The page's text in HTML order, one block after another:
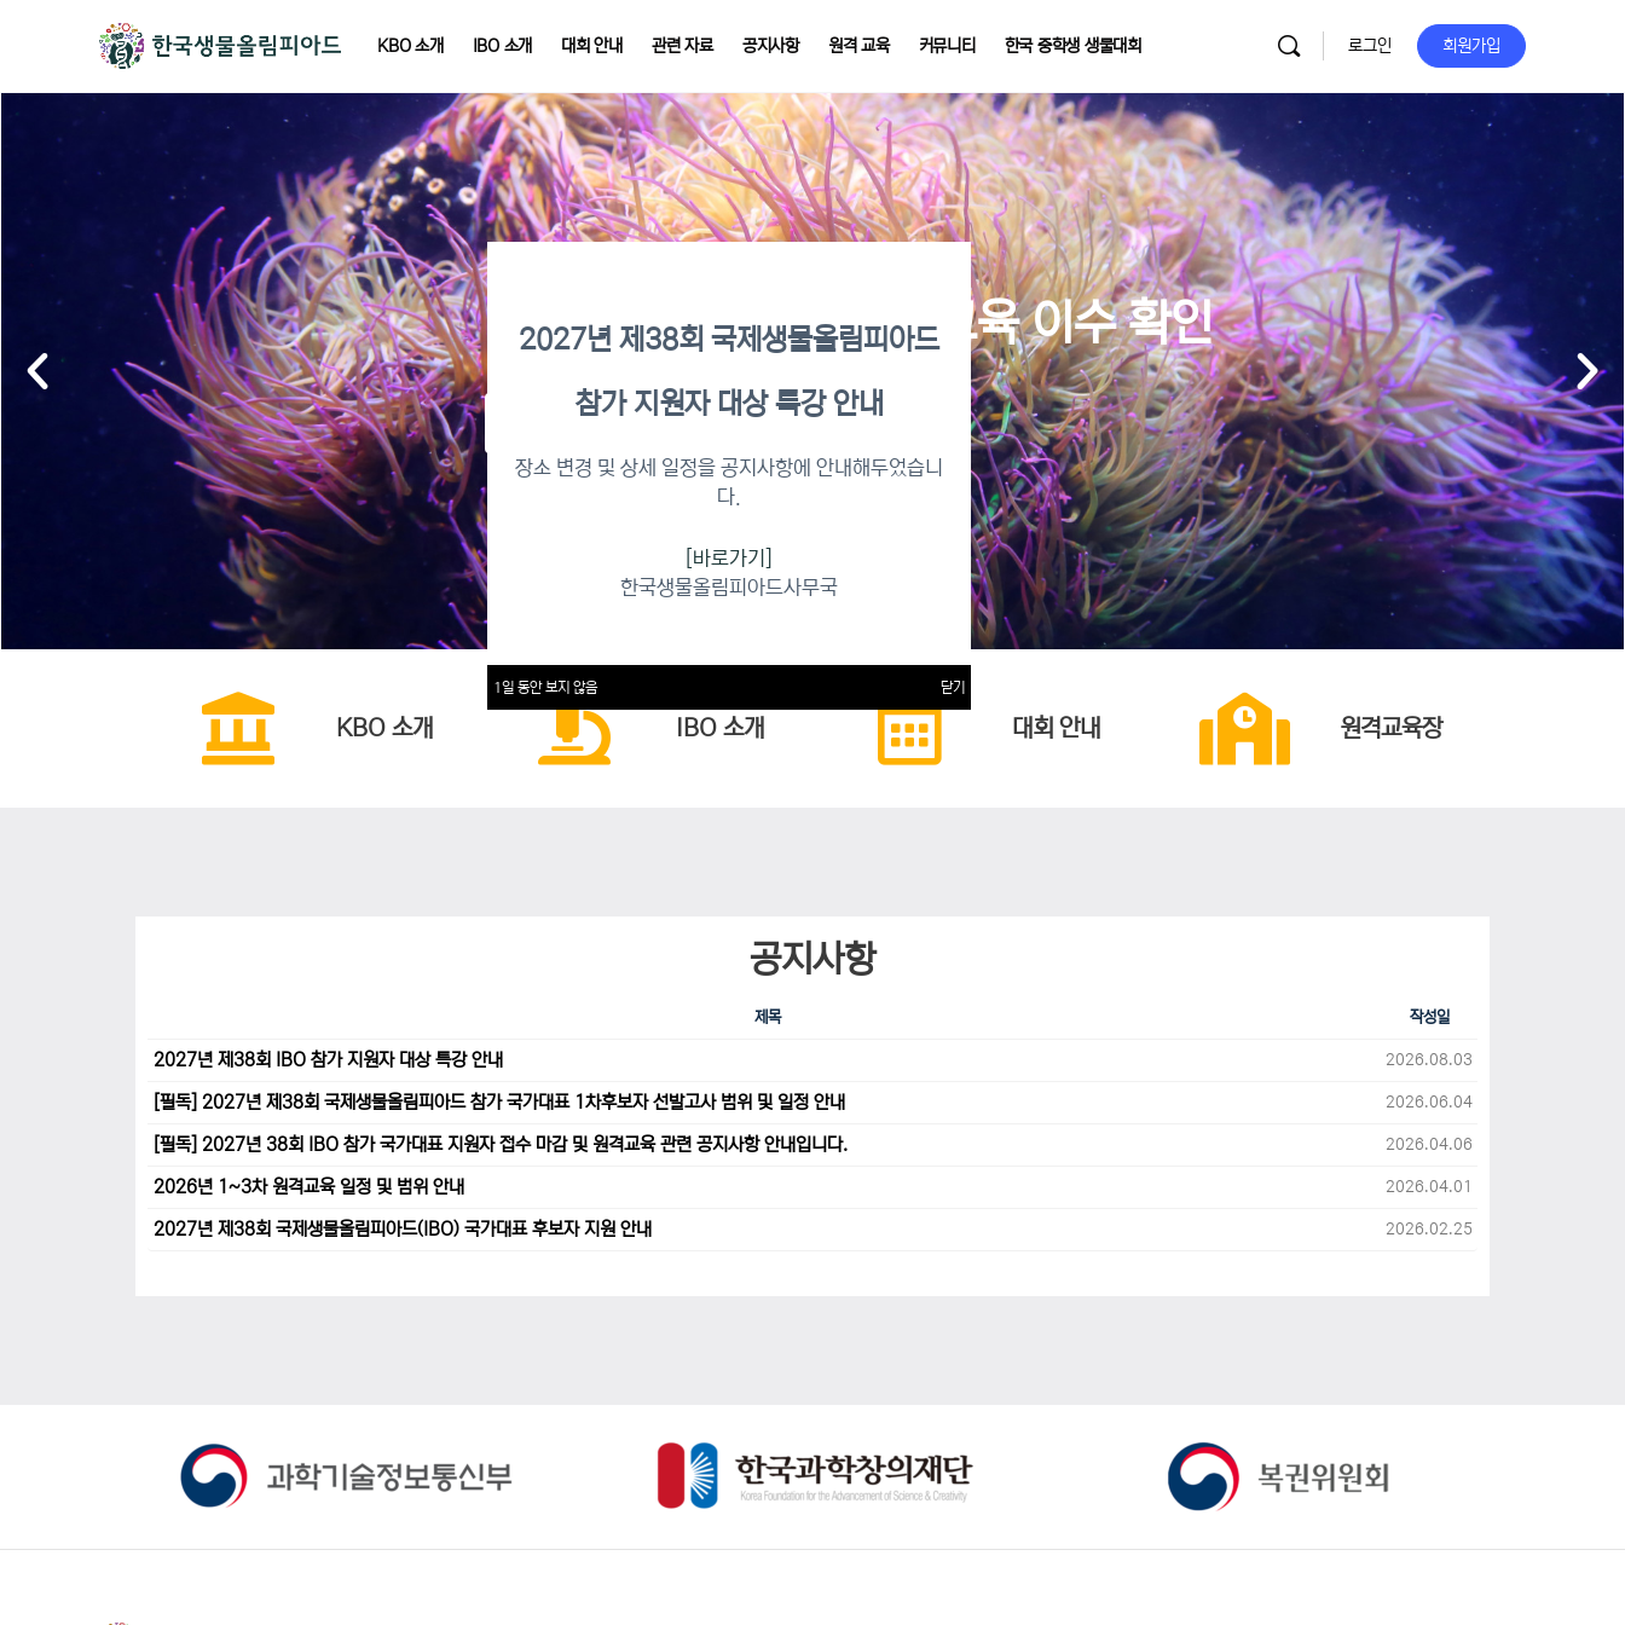
KBO 소개 IBO 소개 대회 안내 관련 자료 공지사항 원격 교육 커뮤니티 한국 중학생 생물대회 로그인 회원가입
2026년 KBO 2차 원격교육 이수 확인
이수증명서 확인 바로가기
KBO 소개 IBO 소개 대회 안내 원격교육장
공지사항
제목 작성일
2027년 제38회 IBO 참가 지원자 대상 특강 안내 2026.08.03
[필독] 2027년 제38회 국제생물올림피아드 참가 국가대표 1차후보자 선발고사 범위 및 일정 안내 2026.06.04
[필독] 2027년 38회 IBO 참가 국가대표 지원자 접수 마감 및 원격교육 관련 공지사항 안내입니다. 2026.04.06
2026년 1~3차 원격교육 일정 및 범위 안내 2026.04.01
2027년 제38회 국제생물올림피아드(IBO) 국가대표 후보자 지원 안내 2026.02.25
2027년 제38회 국제생물올림피아드
참가 지원자 대상 특강 안내
장소 변경 및 상세 일정을 공지사항에 안내해두었습니
다.
[바로가기]
한국생물올림피아드사무국
1일 동안 보지 않음 닫기